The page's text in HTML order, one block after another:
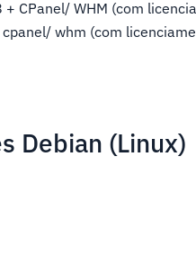
+ CPanel/ WHM (com
whm (com
Debian (Linux)